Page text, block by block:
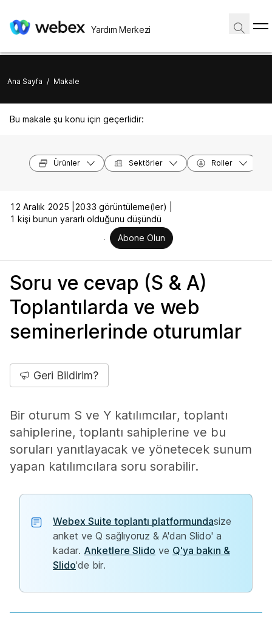
Yardım Merkezi
Ana Sayfa / Makale
Bu makale şu konu için geçerlidir:
Ürünler Sektörler Roller
12 Aralık 2025 |
2033 görüntüleme(ler) |
1 kişi bunun yararlı olduğunu düşündü
Abone Olun
Soru ve cevap (S & A)
Toplantılarda ve web
seminerlerinde oturumlar
Geri Bildirim?
Bir oturum S ve Y katılımcılar, toplantı
sahiplerine, toplantı sahiplerine ve bu
soruları yanıtlayacak ve yönetecek sunum
yapan katılımcılara soru sorabilir.
Webex Suite toplantı platformundasize
anket ve Q sağlıyoruz & A'dan Slido' a
kadar. Anketlere Slido ve Q'ya bakın &
Slido'de bir.